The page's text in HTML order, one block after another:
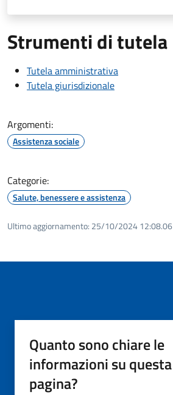
Strumenti di tutela
Tutela amministrativa
Tutela giurisdizionale
Argomenti:
Assistenza sociale
Categorie:
Salute, benessere e assistenza
Ultimo aggiornamento: 25/10/2024 12:08.06
Quanto sono chiare le
informazioni su questa
pagina?